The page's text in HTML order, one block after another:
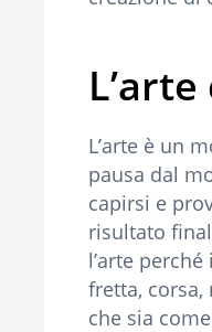
L’arte è un
pausa dal
capirsi e
risultato
l’arte
fretta, corsa,
che sia